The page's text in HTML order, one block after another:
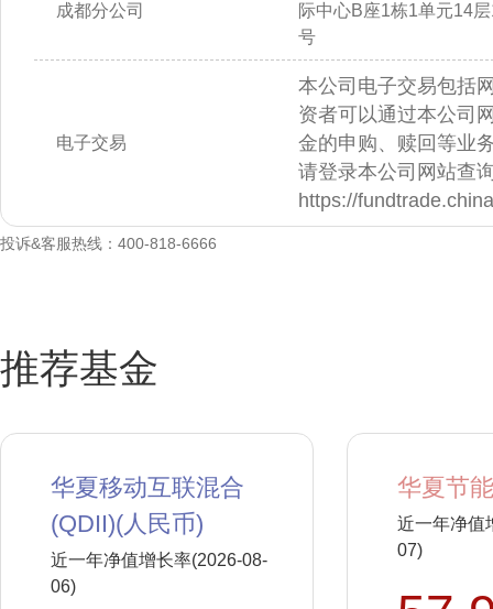
成都分公司
际中心B座1栋1单元14
号
电子交易
本公司电子交易包括
资者可以通过本公司
金的申购、赎回等业
请登录本公司网站查
https://
投诉&客服热线：400-818-6666
推荐基金
华夏移动互联混合
(QDII)(人民币)
近一年净值增长率(2026-08-
06)
华夏节
近一年净值
07)